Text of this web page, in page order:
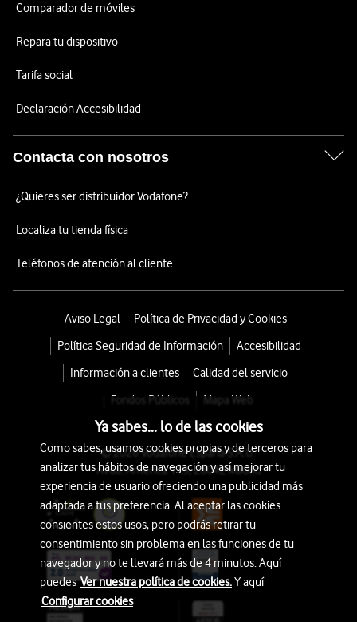
Comparador de móviles
Repara tu dispositivo
Tarifa social
Declaración Accesibilidad
Contacta con nosotros
¿Quieres ser distribuidor Vodafone?
Localiza tu tienda física
Teléfonos de atención al cliente
Aviso Legal
Política de Privacidad y Cookies
Política Seguridad de Información
Accesibilidad
Información a clientes
Calidad del servicio
Fondos Públicos
Mapa Web
© 2026 Vodafone España S.A.U.
Avda. América 115, 28042 Madrid
Ya sabes... lo de las cookies
Como sabes, usamos cookies propias y de terceros para
analizar tus hábitos de navegación y así mejorar tu
experiencia de usuario ofreciendo una publicidad más
adaptada a tus preferencia. Al aceptar las cookies
consientes estos usos, pero podrás retirar tu
consentimiento sin problema en las funciones de tu
navegador y no te llevará más de 4 minutos. Aquí
puedesVer nuestra política de cookies.Y aquí
Configurar cookies